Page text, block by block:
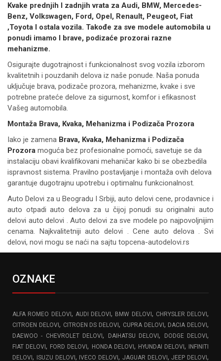
Kvake prednjih I zadnjih vrata za Audi, BMW, Mercedes-
Benz, Volkswagen, Ford, Opel, Renault, Peugeot, Fiat
,Toyota I ostala vozila. Takođe za sve modele automobila u
ponudi imamo I brave, podizaće prozorai razne
mehanizme.
Osigurajte dugotrajnost i funkcionalnost svog vozila izborom
kvalitetnih i pouzdanih delova iz naše ponude. Naša ponuda
uključuje brava, podizače prozora, mehanizme, kvake i sve
potrebne prateće delove za sigurnost, komfor i efikasnost
Vašeg automobila.
Montaža Brava, Kvaka, Mehanizma i Podizača Prozora
Iako je zamena Brava, Kvaka, Mehanizma i Podizača
Prozora moguća bez profesionalne pomoći, savetuje se da
instalaciju obavi kvalifikovani mehaničar kako bi se obezbedila
ispravnost sistema. Pravilno postavljanje i montaža ovih delova
garantuje dugotrajnu upotrebu i optimalnu funkcionalnost.
Auto Delovi za u Beogradu I Srbiji, auto delovi cene, prodavnice i
auto otpadi auto delova za u čijoj ponudi su originalni auto
delovi auto delovi . Auto delovi za sve modele po najpovoljnijim
cenama. Najkvalitetniji auto delovi . Cene auto delova . Svi
delovi, novi mogu se naći na sajtu topcena-autodelovi.rs
OZNAKE
ALFA ROMEO DELOVI , AUDI DELOVI , BMW DELOVI , CHRYSLER DELOVI ,
CITROEN DELOVI , CITROEN DS DELOVI , CUPRA DELOVI , DACIA DELOVI ,
DAEWOO - CHEVROLET DELOVI, DAIHATSU DELOVI, DODGE DELOVI,
FIAT DELOVI, FORD DELOVI, HONDA DELOVI , HYUNDAI DELOVI ,
INFINITI
DELOVI , ISUZU DELOVI , IVECO DELOVI , JAGUAR DELOVI ,JEEP DELOVI ,